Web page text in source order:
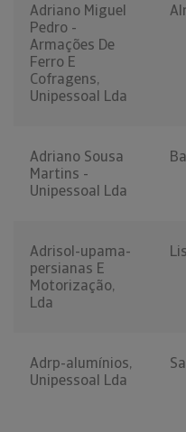
Adriano Miguel
Pedro -
Armações De
Ferro E
Cofragens,
Unipessoal Lda
Adriano Sousa
Martins -
Unipessoal Lda
Adrisol-upama-
persianas E
Motorização,
Lda
Adrp-alumínios,
Unipessoal Lda